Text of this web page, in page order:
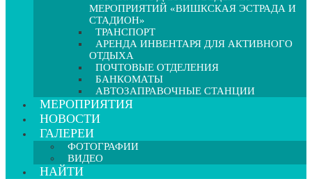
МЕРОПРИЯТИЙ «ВИШКСКАЯ ЭСТРАДА И
СТАДИОН»
ТРАНСПОРТ
АРЕНДА ИНВЕНТАРЯ ДЛЯ АКТИВНОГО
ОТДЫХА
ПОЧТОВЫЕ ОТДЕЛЕНИЯ
БАНКОМАТЫ
АВТОЗАПРАВОЧНЫЕ СТАНЦИИ
МЕРОПРИЯТИЯ
НОВОСТИ
ГАЛЕРЕИ
ФОТОГРАФИИ
ВИДЕО
НАЙТИ